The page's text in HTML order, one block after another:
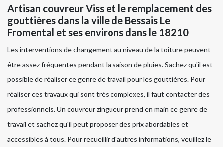
Artisan couvreur Viss et le remplacement des
gouttières dans la ville de Bessais Le
Fromental et ses environs dans le 18210
Les interventions de changement au niveau de la toiture peuvent
être assez fréquentes pendant la saison de pluies. Sachez qu'il est
possible de réaliser ce genre de travail pour les gouttières. Pour
réaliser ces travaux qui sont très complexes, il faut contacter des
professionnels. Un couvreur zingueur prend en main ce genre de
travail et sachez qu'il peut proposer des prix abordables et
accessibles à tous. Pour recueillir d'autres informations, veuillez le